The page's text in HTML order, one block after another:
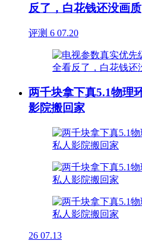
反了，白花钱还没画质
评测 6 07.20
两千块拿下真5.1物理
影院搬回家
26 07.13